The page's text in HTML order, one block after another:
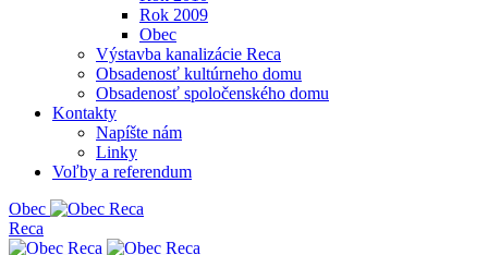
Rok 2009
Obec
Výstavba kanalizácie Reca
Obsadenosť kultúrneho domu
Obsadenosť spoločenského domu
Kontakty
Napíšte nám
Linky
Voľby a referendum
Obec
Reca